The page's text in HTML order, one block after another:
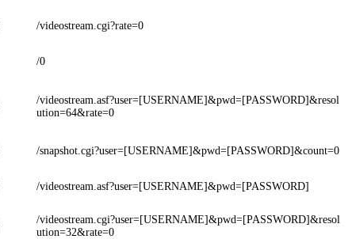
/videostream.cgi?rate=0
/0
/videostream.asf?user=[USERNAME]&pwd=[PASSWORD]&resol
ution=64&rate=0
/snapshot.cgi?user=[USERNAME]&pwd=[PASSWORD]&count=0
/videostream.asf?user=[USERNAME]&pwd=[PASSWORD]
/videostream.cgi?user=[USERNAME]&pwd=[PASSWORD]&resol
ution=32&rate=0